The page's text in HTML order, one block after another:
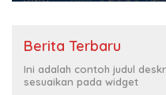
Berita Terbaru
Ini adalah contoh judul
sesuaikan pada widget